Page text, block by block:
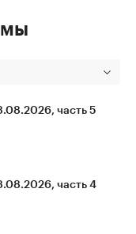
часть 5
часть 4